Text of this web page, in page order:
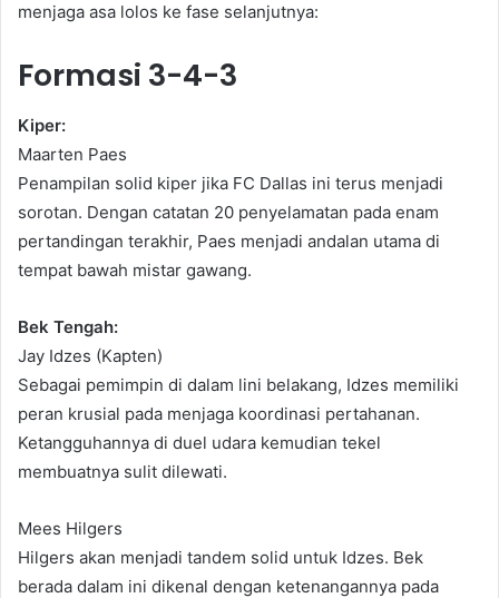
menjaga asa lolos ke fase selanjutnya:
Formasi 3-4-3
Kiper:
Maarten Paes
Penampilan solid kiper jika FC Dallas ini terus menjadi
sorotan. Dengan catatan 20 penyelamatan pada enam
pertandingan terakhir, Paes menjadi andalan utama di
tempat bawah mistar gawang.
Bek Tengah:
Jay Idzes (Kapten)
Sebagai pemimpin di dalam lini belakang, Idzes memiliki
peran krusial pada menjaga koordinasi pertahanan.
Ketangguhannya di duel udara kemudian tekel
membuatnya sulit dilewati.
Mees Hilgers
Hilgers akan menjadi tandem solid untuk Idzes. Bek
berada dalam ini dikenal dengan ketenangannya pada